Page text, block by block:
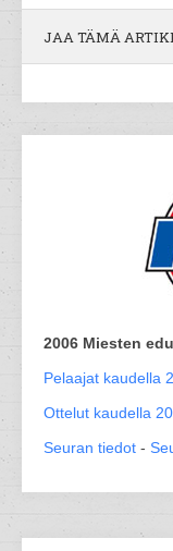
JAA TÄMÄ
2006 Miesten
Pelaajat kaudella
Ottelut kaudella
Seuran tiedot -